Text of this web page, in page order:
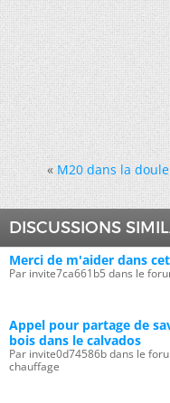
« M20 dans la
DISCUSSIONS
Merci de m'aider dans
Par invite7ca661b5 dans le
Appel pour partage de
bois dans le calvados
Par invite0d74586b dans le
chauffage